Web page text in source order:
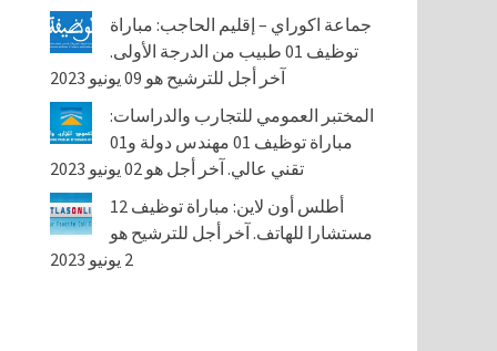
جماعة اكوراي – إقليم الحاجب: مباراة
توظيف 01 طبيب من الدرجة الأولى.
آخر أجل للترشيح هو 09 يونيو 2023
المختبر العمومي للتجارب والدراسات:
مباراة توظيف 01 مهندس دولة و01
تقني عالي. آخر أجل هو 02 يونيو 2023
أطلس أون لاين: مباراة توظيف 12
مستشارا للهاتف. آخر أجل للترشيح هو
2 يونيو 2023